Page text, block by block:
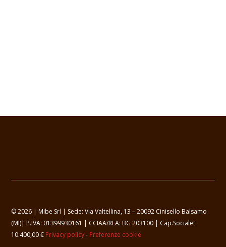
© 2026 | Mibe Srl | Sede: Via Valtellina, 13 – 20092 Cinisello Balsamo
(MI)| P.IVA: 01399930161 | CCIAA/REA: BG 203100 | Cap.Sociale:
10.400,00 € Privacy policy- Preferenze cookie